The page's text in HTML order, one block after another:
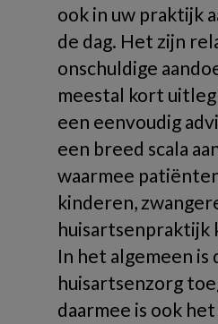
ook in uw praktijk
de dag. Het zijn
onschuldige
meestal kort
een eenvoudig
een breed scala
waarmee
kinderen,
huisartsenpraktijk
In het algemeen is
huisartsenzorg
daarmee is ook